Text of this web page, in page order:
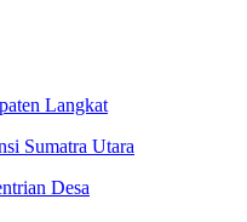
Langkat
Sumatra Utara
Desa